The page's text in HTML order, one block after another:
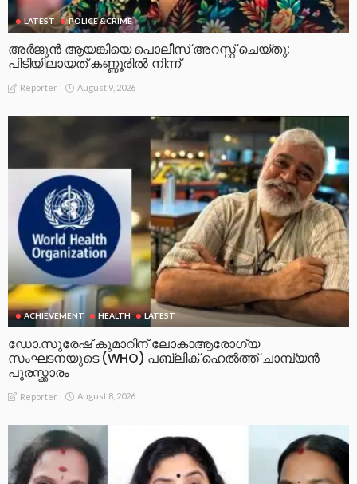
LATEST POLICE &CRIME
അർജുൻ ആയങ്കിയെ പൊലീസ് അറസ്റ്റ് ചെയ്‌തു;
പിടിയിലായത് കണ്ണൂരിൽ നിന്ന്
Reporter August 9, 2026
ACHIEVEMENT HEALTH LATEST
ഡോ.സുരേഷ് കുമാറിന് ലോകാആരോഗ്യ
സംഘടനയുടെ (WHO) പബ്ലിക് ഹെൽത്ത് ചാമ്പ്യൻ
പുരസ്ക്കാരം
Reporter August 8, 2026